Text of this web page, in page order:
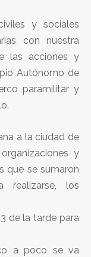
y sociales
con nuestra
las acciones y
Autónomo de
paramilitar y
a la ciudad de
y
que se sumaron
realizarse, los
de la tarde para
a poco se va